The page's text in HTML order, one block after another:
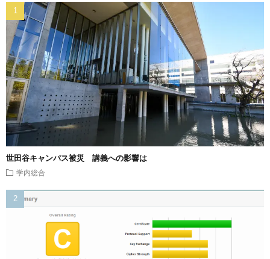
世田谷キャンパス被災 講義への影響は
学内総合